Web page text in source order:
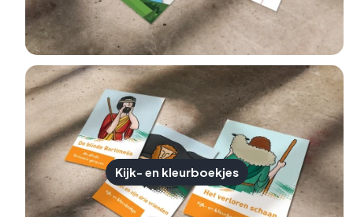
Kijk- en kleurboekjes